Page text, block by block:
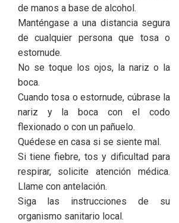
de manos a base de alcohol.
Manténgase a una distancia segura
de cualquier persona que tosa o
estornude.
No se toque los ojos, la nariz o la
boca.
Cuando tosa o estornude, cúbrase la
nariz y la boca con el codo
flexionado o con un pañuelo.
Quédese en casa si se siente mal.
Si tiene fiebre, tos y dificultad para
respirar, solicite atención médica.
Llame con antelación.
Siga las instrucciones de su
organismo sanitario local.